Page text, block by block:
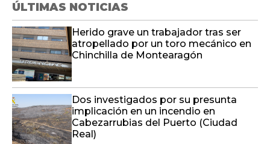
ÚLTIMAS NOTICIAS
Herido grave un trabajador tras ser
atropellado por un toro mecánico en
Chinchilla de Montearagón
Dos investigados por su presunta
implicación en un incendio en
Cabezarrubias del Puerto (Ciudad
Real)